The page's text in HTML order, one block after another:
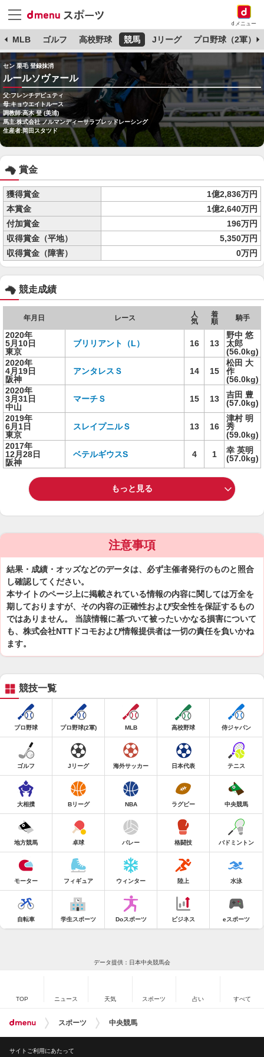
dメニュー
MLB ゴルフ 高校野球 競馬 Jリーグ プロ野球（2軍）
セン 栗毛 登録抹消
ルールソヴァール
父:フレンチデピュティ
母:キョウエイトルース
調教師:高木 登 (美浦)
馬主:株式会社 ノルマンディーサラブレッドレーシング
生産者:岡田スタツド
賞金
獲得賞金
1億2,836万円
本賞金
1億2,640万円
付加賞金
196万円
収得賞金（平地）
5,350万円
収得賞金（障害）
0万円
競走成績
年月日 レース
人
気
着
順
騎手
2020年
5月10日
東京
ブリリアント（L） 16 13
野中 悠
太郎
(56.0kg)
2020年
4月19日
阪神
アンタレスＳ 14 15
松田 大
作
(56.0kg)
2020年
3月31日
中山
マーチＳ 15 13
吉田 豊
(57.0kg)
2019年
6月1日
東京
スレイプニルＳ 13 16
津村 明
秀
(59.0kg)
2017年
12月28日
阪神
ベテルギウスS 4 1
幸 英明
(57.0kg)
もっと見る
注意事項
結果・成績・オッズなどのデータは、必ず主催者発行のものと照合
し確認してください。
本サイトのページ上に掲載されている情報の内容に関しては万全を
期しておりますが、その内容の正確性および安全性を保証するもの
ではありません。 当該情報に基づいて被ったいかなる損害について
も、株式会社NTTドコモおよび情報提供者は一切の責任を負いかね
ます。
競技一覧
プロ野球 プロ野球(2軍) MLB 高校野球 侍ジャパン
ゴルフ Jリーグ 海外サッカー 日本代表 テニス
大相撲 Bリーグ NBA ラグビー 中央競馬
地方競馬 卓球 バレー 格闘技 バドミントン
モーター フィギュア ウィンター 陸上 水泳
自転車 学生スポーツ Doスポーツ ビジネス eスポーツ
データ提供：日本中央競馬会
TOP ニュース 天気 スポーツ 占い すべて
スポーツ 中央競馬
サイトご利用にあたって